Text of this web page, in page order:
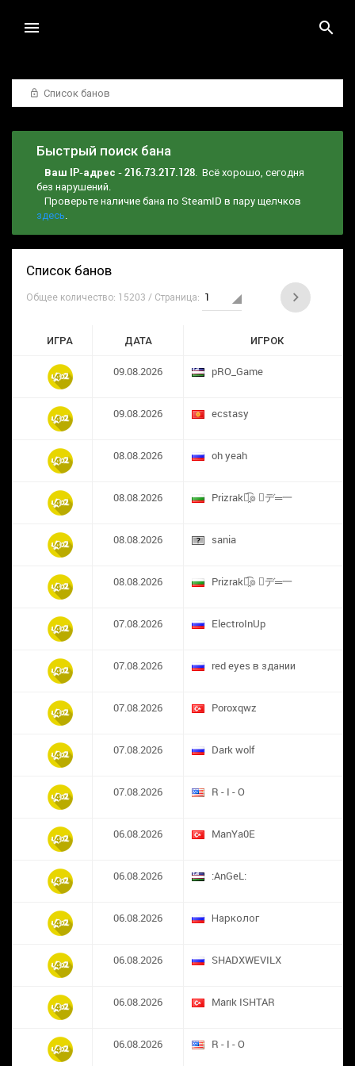
Список банов
Быстрый поиск бана
Ваш IP-адрес - 216.73.217.128. Всё хорошо, сегодня
без нарушений.
Проверьте наличие бана по SteamID в пару щелчков
здесь.
Список банов
Общее количество: 15203 / Страница:
ИГРА ДАТА ИГРОК
09.08.2026 pRO_Game
09.08.2026 ecstasy
08.08.2026 oh yeah
08.08.2026 Prizrak๏̯͡๏ ︻デ═一
08.08.2026 sania
08.08.2026 Prizrak๏̯͡๏ ︻デ═一
07.08.2026 ElectroInUp
07.08.2026 red eyes в здании
07.08.2026 ​Poroxqwz
07.08.2026 Dark wolf
07.08.2026 R - I - O
06.08.2026 ManYa0E
06.08.2026 :AnGeL:
06.08.2026 Нарколог
06.08.2026 SHADXWEVILX
06.08.2026 Marık ISHTAR
06.08.2026 R - I - O